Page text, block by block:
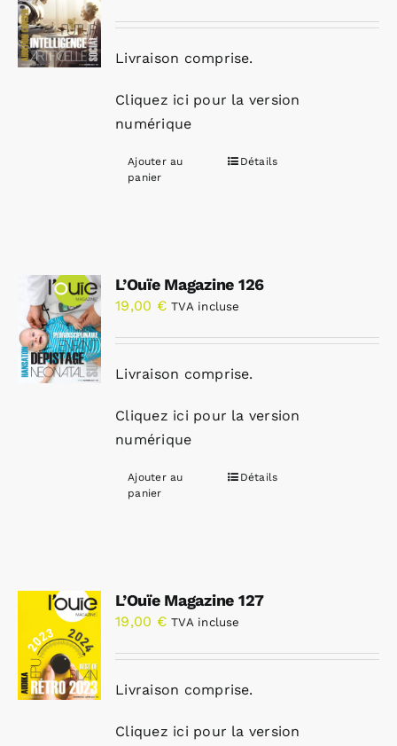
Livraison comprise.
Cliquez ici pour la version
numérique
Ajouter au
panier
Détails
L’Ouïe Magazine 126
19,00 € TVA incluse
Livraison comprise.
Cliquez ici pour la version
numérique
Ajouter au
panier
Détails
L’Ouïe Magazine 127
19,00 € TVA incluse
Livraison comprise.
Cliquez ici pour la version